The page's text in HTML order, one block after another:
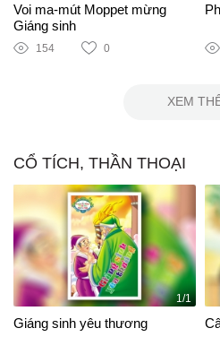
Voi ma-mút Moppet mừng
Giáng sinh
154 0
XEM
CỔ TÍCH, THẦN THOẠI
1/1
Giáng sinh yêu thương